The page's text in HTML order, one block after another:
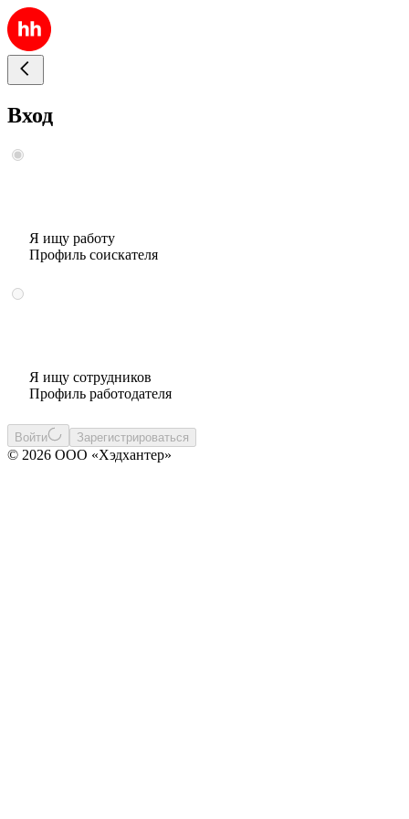
Вход
Я ищу работу
Профиль соискателя
Я ищу сотрудников
Профиль работодателя
Войти Зарегистрироваться
© 2026 ООО «Хэдхантер»